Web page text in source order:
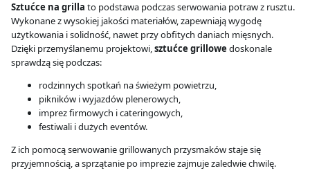
Sztućce na grilla to podstawa podczas serwowania potraw z rusztu.
Wykonane z wysokiej jakości materiałów, zapewniają wygodę
użytkowania i solidność, nawet przy obfitych daniach mięsnych.
Dzięki przemyślanemu projektowi,sztućce grillowe doskonale
sprawdzą się podczas:
rodzinnych spotkań na świeżym powietrzu,
pikników i wyjazdów plenerowych,
imprez firmowych i cateringowych,
festiwali i dużych eventów.
Z ich pomocą serwowanie grillowanych przysmaków staje się
przyjemnością, a sprzątanie po imprezie zajmuje zaledwie chwilę.